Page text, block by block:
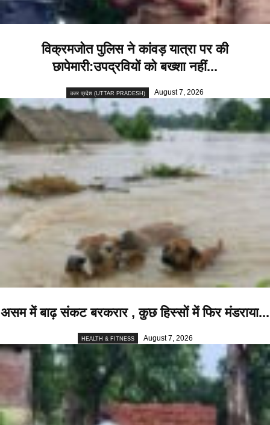
विक्रमजोत पुलिस ने कांवड़ यात्रा पर की
छापेमारी:उपद्रवियों को बख्शा नहीं...
उत्तर प्रदेश (UTTAR PRADESH) August 7, 2026
असम में बाढ़ संकट बरकरार , कुछ हिस्सों में फिर मंडराया...
HEALTH & FITNESS August 7, 2026